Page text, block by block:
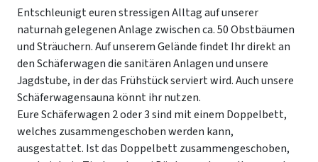
Entschleunigt euren stressigen Alltag auf unserer
naturnah gelegenen Anlage zwischen ca. 50 Obstbäumen
und Sträuchern. Auf unserem Gelände findet Ihr direkt an
den Schäferwagen die sanitären Anlagen und unsere
Jagdstube, in der das Frühstück serviert wird. Auch unsere
Schäferwagensauna könnt ihr nutzen.
Eure Schäferwagen 2 oder 3 sind mit einem Doppelbett,
welches zusammengeschoben werden kann,
ausgestattet. Ist das Doppelbett zusammengeschoben,